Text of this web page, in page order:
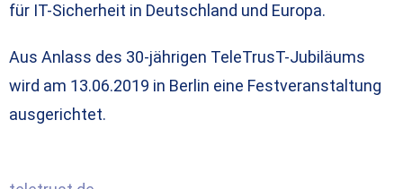
für IT-Sicherheit in Deutschland und Europa.
Aus Anlass des 30-jährigen TeleTrusT-Jubiläums
wird am 13.06.2019 in Berlin eine Festveranstaltung
ausgerichtet.